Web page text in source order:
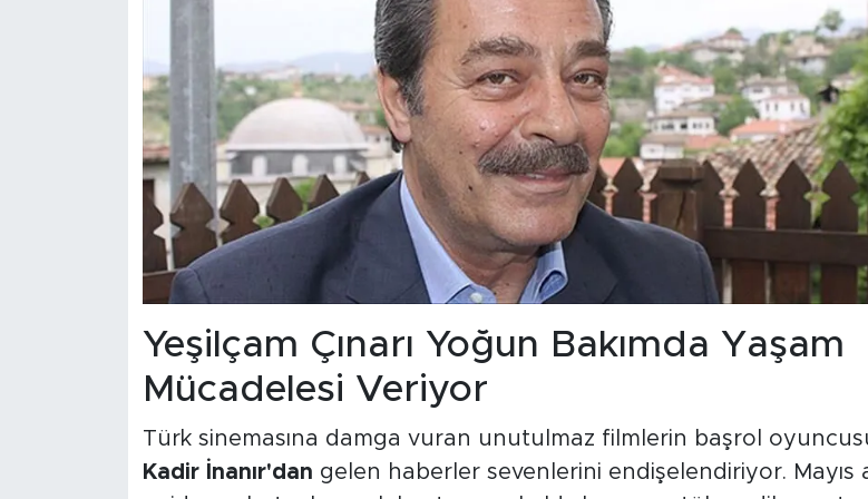
Yeşilçam Çınarı Yoğun Bakımda Yaşam
Mücadelesi Veriyor
Türk sinemasına damga vuran unutulmaz filmlerin başrol
Kadir İnanır'dan gelen haberler sevenlerini endişelendiriyor. Mayıs